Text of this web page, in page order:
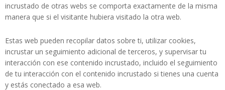
incrustado de otras webs se comporta exactamente de la misma
manera que si el visitante hubiera visitado la otra web.
Estas web pueden recopilar datos sobre ti, utilizar cookies,
incrustar un seguimiento adicional de terceros, y supervisar tu
interacción con ese contenido incrustado, incluido el seguimiento
de tu interacción con el contenido incrustado si tienes una cuenta
y estás conectado a esa web.